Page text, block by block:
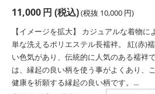
11,000円 (税込)(税抜 10,000 円)
【イメージを拡大】 カジュアルな着物
単な洗えるポリエステル長襦袢。 紅(赤)
い色気があり、伝統的に人気のある襦袢
は、縁起の良い柄を使う事がよくあり、
健康を祈願する縁起の良い柄です。...